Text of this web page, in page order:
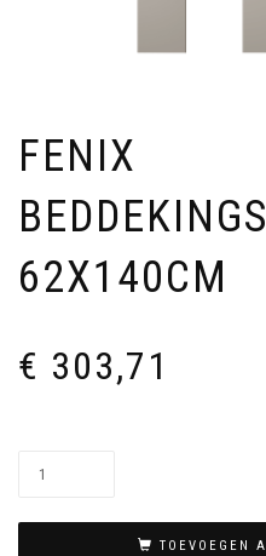
FENIX
62X140CM
€ 303,71
TOEVOEGEN